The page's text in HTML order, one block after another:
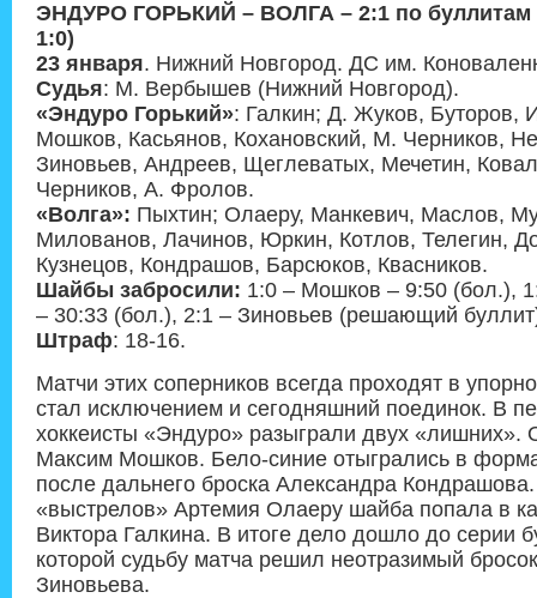
ЭНДУРО ГОРЬКИЙ – ВОЛГА – 2:1 по буллитам
1:0)
23 января. Нижний Новгород. ДС им.
Судья: М. Вербышев (Нижний Новгород).
«Эндуро Горький»: Галкин; Д. Жуков, Буторов,
Мошков, Касьянов, Кохановский, М. Черников,
Зиновьев, Андреев, Щеглеватых, Мечетин,
Черников, А. Фролов.
«Волга»: Пыхтин; Олаеру, Манкевич, Маслов,
Милованов, Лачинов, Юркин, Котлов, Телегин,
Кузнецов, Кондрашов, Барсюков, Квасников.
Шайбы забросили: 1:0 – Мошков – 9:50 (бол.),
– 30:33 (бол.), 2:1 – Зиновьев (решающий
Штраф: 18-16.
Матчи этих соперников всегда проходят в
стал исключением и сегодняшний поединок. В
хоккеисты «Эндуро» разыграли двух «лишних».
Максим Мошков. Бело-синие отыгрались в
после дальнего броска Александра
«выстрелов» Артемия Олаеру шайба попала в
Виктора Галкина. В итоге дело дошло до серии
которой судьбу матча решил неотразимый
Зиновьева.